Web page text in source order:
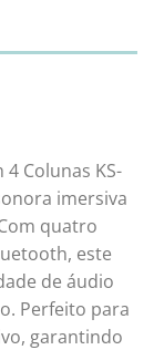
Colunas KS-
imersiva
quatro
este
de áudio
Perfeito para
garantindo